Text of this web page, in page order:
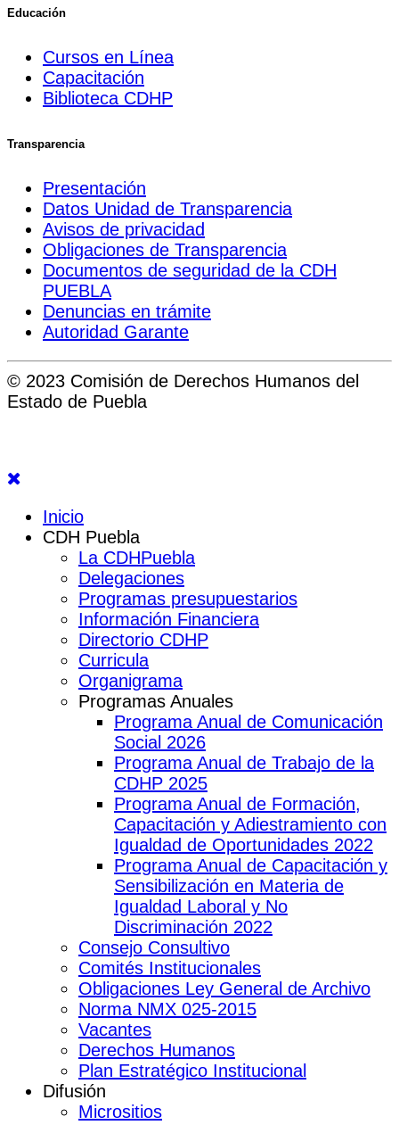
Educación
Cursos en Línea
Capacitación
Biblioteca CDHP
Transparencia
Presentación
Datos Unidad de Transparencia
Avisos de privacidad
Obligaciones de Transparencia
Documentos de seguridad de la CDH
PUEBLA
Denuncias en trámite
Autoridad Garante
© 2023 Comisión de Derechos Humanos del
Estado de Puebla
Inicio
CDH Puebla
La CDHPuebla
Delegaciones
Programas presupuestarios
Información Financiera
Directorio CDHP
Curricula
Organigrama
Programas Anuales
Programa Anual de Comunicación
Social 2026
Programa Anual de Trabajo de la
CDHP 2025
Programa Anual de Formación,
Capacitación y Adiestramiento con
Igualdad de Oportunidades 2022
Programa Anual de Capacitación y
Sensibilización en Materia de
Igualdad Laboral y No
Discriminación 2022
Consejo Consultivo
Comités Institucionales
Obligaciones Ley General de Archivo
Norma NMX 025-2015
Vacantes
Derechos Humanos
Plan Estratégico Institucional
Difusión
Micrositios